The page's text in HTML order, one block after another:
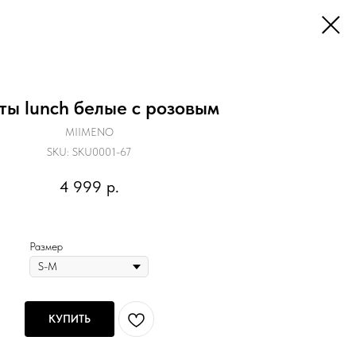
lunch белые с розовым
MIIMENO
SKU: SKU0001-67
4 999 р.
Размер
КУПИТЬ